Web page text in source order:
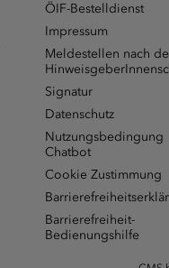
ÖIF-Bestelldienst
Impressum
Meldestellen nach
Signatur
Datenschutz
Nutzungsbedingung
Chatbot
Cookie Zustimmung
Barrierefreiheit-
Bedienungshilfe